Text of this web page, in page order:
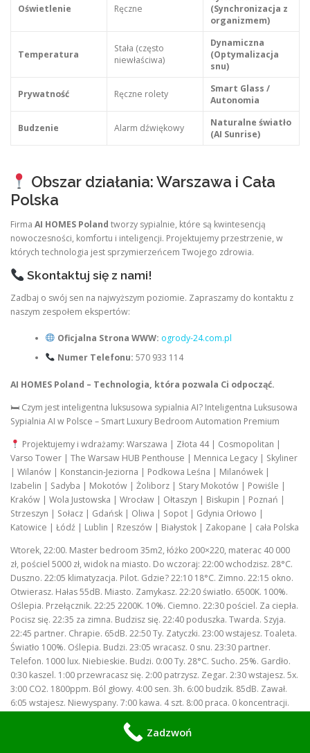
Oświetlenie Ręczne
(Synchronizacja z
organizmem)
Temperatura
Stała (często
niewłaściwa)
Dynamiczna
(Optymalizacja
snu)
Prywatność Ręczne rolety
Smart Glass /
Autonomia
Budzenie Alarm dźwiękowy
Naturalne światło
(AI Sunrise)
Obszar działania: Warszawa i Cała
Polska
Firma AI HOMES Poland tworzy sypialnie, które są kwintesencją
nowoczesności, komfortu i inteligencji. Projektujemy przestrzenie, w
których technologia jest sprzymierzeńcem Twojego zdrowia.
Skontaktuj się z nami!
Zadbaj o swój sen na najwyższym poziomie. Zapraszamy do kontaktu z
naszym zespołem ekspertów:
Oficjalna Strona WWW: ogrody-24.com.pl
Numer Telefonu: 570 933 114
AI HOMES Poland – Technologia, która pozwala Ci odpocząć.
🛏 Czym jest inteligentna luksusowa sypialnia AI? Inteligentna Luksusowa
Sypialnia AI w Polsce – Smart Luxury Bedroom Automation Premium
Projektujemy i wdrażamy: Warszawa | Złota 44 | Cosmopolitan |
Varso Tower | The Warsaw HUB Penthouse | Mennica Legacy | Skyliner
| Wilanów | Konstancin-Jeziorna | Podkowa Leśna | Milanówek |
Izabelin | Sadyba | Mokotów | Żoliborz | Stary Mokotów | Powiśle |
Kraków | Wola Justowska | Wrocław | Ołtaszyn | Biskupin | Poznań |
Strzeszyn | Sołacz | Gdańsk | Oliwa | Sopot | Gdynia Orłowo |
Katowice | Łódź | Lublin | Rzeszów | Białystok | Zakopane | cała Polska
Wtorek, 22:00. Master bedroom 35m2, łóżko 200×220, materac 40 000
zł, pościel 5000 zł, widok na miasto. Do wczoraj: 22:00 wchodzisz. 28°C.
Duszno. 22:05 klimatyzacja. Pilot. Gdzie? 22:10 18°C. Zimno. 22:15 okno.
Otwierasz. Hałas 55dB. Miasto. Zamykasz. 22:20 światło. 6500K. 100%.
Oślepia. Przełącznik. 22:25 2200K. 10%. Ciemno. 22:30 pościel. Za ciepła.
Pocisz się. 22:35 za zimna. Budzisz się. 22:40 poduszka. Twarda. Szyja.
22:45 partner. Chrapie. 65dB. 22:50 Ty. Zatyczki. 23:00 wstajesz. Toaleta.
Światło 100%. Oślepia. Budzi. 23:05 wracasz. 0 snu. 23:30 partner.
Telefon. 1000 lux. Niebieskie. Budzi. 0:00 Ty. 28°C. Sucho. 25%. Gardło.
0:30 kaszel. 1:00 przewracasz się. 2:00 patrzysz. Zegar. 2:30 wstajesz. 5x.
3:00 CO2. 1800ppm. Ból głowy. 4:00 sen. 3h. 6:00 budzik. 85dB. Zawał.
6:05 wstajesz. Niewyspany. 7:00 kawa. 4 szt. 8:00 praca. 0 koncentracji.
tabletki. 500 zł/mies. 12:00 Ty. 35m2. 200 000 zł. 0 snu. 13:00 myślisz: “Po
Zadzwoń